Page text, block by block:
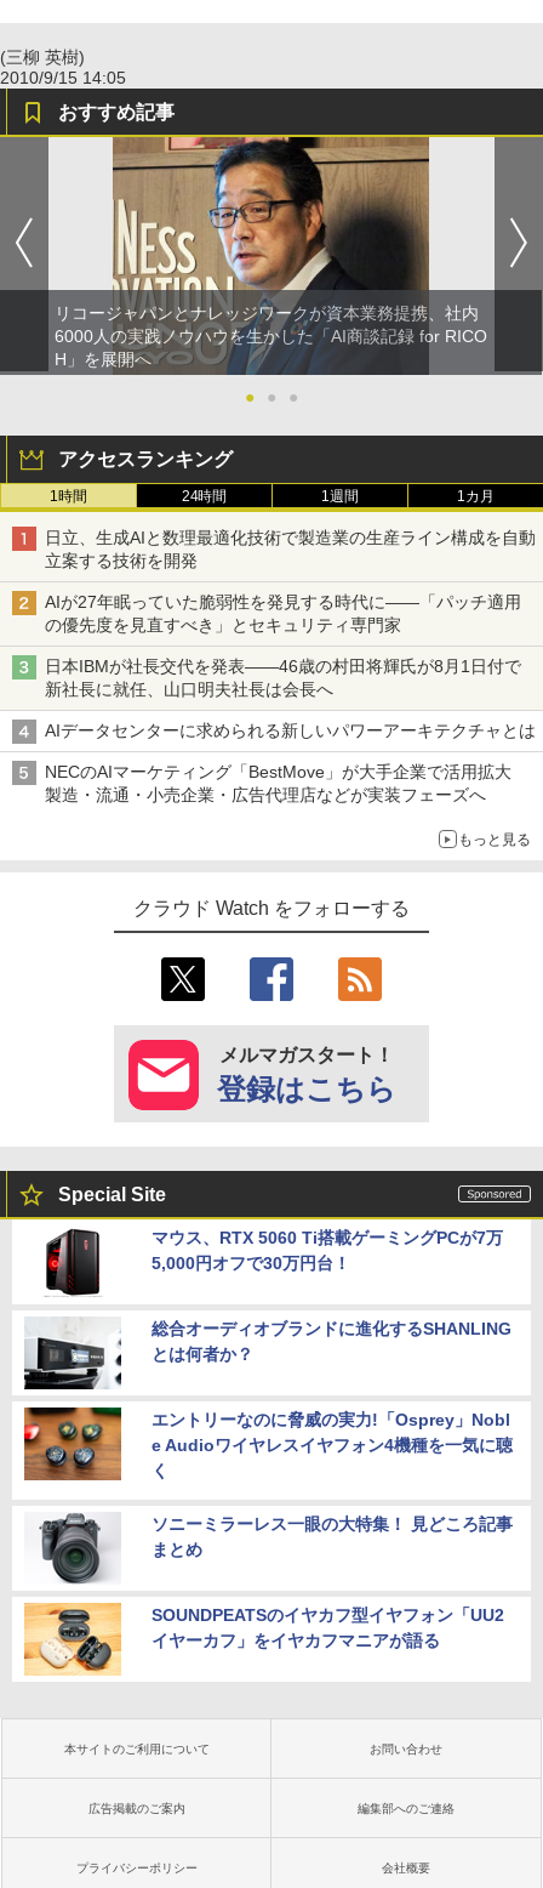
(三柳 英樹)
2010/9/15 14:05
おすすめ記事
リコージャパンとナレッジワークが資本業務提携、社内
6000人の実践ノウハウを生かした「AI商談記録 for RICO
H」を展開へ
●
● ●
アクセスランキング
1時間 24時間 1週間 1カ月
日立、生成AIと数理最適化技術で製造業の生産ライン構成を自動
立案する技術を開発
AIが27年眠っていた脆弱性を発見する時代に――「パッチ適用
の優先度を見直すべき」とセキュリティ専門家
日本IBMが社長交代を発表――46歳の村田将輝氏が8月1日付で
新社長に就任、山口明夫社長は会長へ
AIデータセンターに求められる新しいパワーアーキテクチャとは
NECのAIマーケティング「BestMove」が大手企業で活用拡大
製造・流通・小売企業・広告代理店などが実装フェーズへ
もっと見る
クラウド Watch をフォローする
メルマガスタート！
登録はこちら
Special Site
マウス、RTX 5060 Ti搭載ゲーミングPCが7万
5,000円オフで30万円台！
総合オーディオブランドに進化するSHANLING
とは何者か？
エントリーなのに脅威の実力!「Osprey」Nobl
e Audioワイヤレスイヤフォン4機種を一気に聴
く
ソニーミラーレス一眼の大特集！ 見どころ記事
まとめ
SOUNDPEATSのイヤカフ型イヤフォン「UU2
イヤーカフ」をイヤカフマニアが語る
本サイトのご利用について お問い合わせ
広告掲載のご案内 編集部へのご連絡
プライバシーポリシー 会社概要